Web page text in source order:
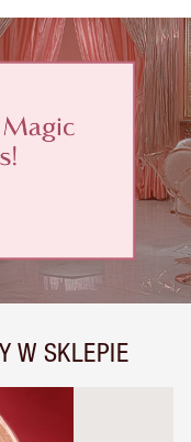
W SKLEPIE